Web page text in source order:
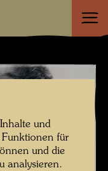
und
Funktionen für
und die
analysieren.